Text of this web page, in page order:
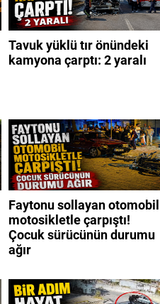
Tavuk yüklü tır önündeki
kamyona çarptı: 2 yaralı
Faytonu sollayan otomobil
motosikletle çarpıştı!
Çocuk sürücünün durumu
ağır